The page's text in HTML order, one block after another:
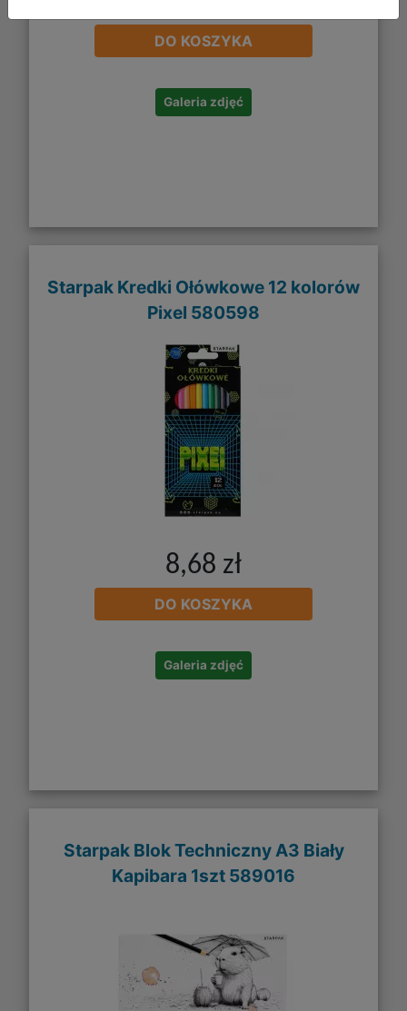
DO KOSZYKA
Galeria zdjęć
Starpak Kredki Ołówkowe 12 kolorów
Pixel 580598
8,68 zł
DO KOSZYKA
Galeria zdjęć
Starpak Blok Techniczny A3 Biały
Kapibara 1szt 589016